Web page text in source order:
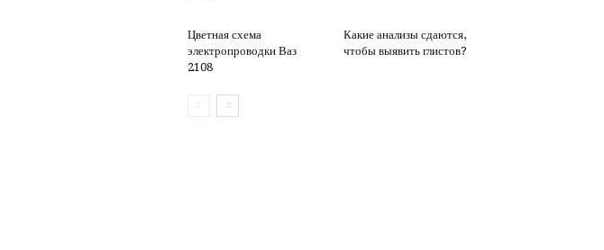
Цветная схема
электропроводки Ваз
2108
Какие анализы сдаются,
чтобы выявить глистов?